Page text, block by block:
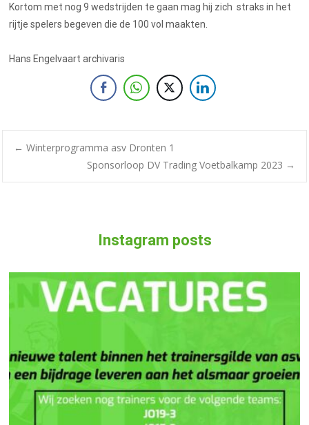
Kortom met nog 9 wedstrijden te gaan mag hij zich straks in het
rijtje spelers begeven die de 100 vol maakten.
Hans Engelvaart archivaris
← Winterprogramma asv Dronten 1
Sponsorloop DV Trading Voetbalkamp 2023 →
Instagram posts